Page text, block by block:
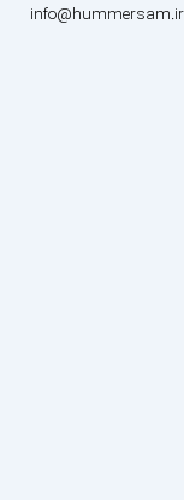
info@hummersam.ir